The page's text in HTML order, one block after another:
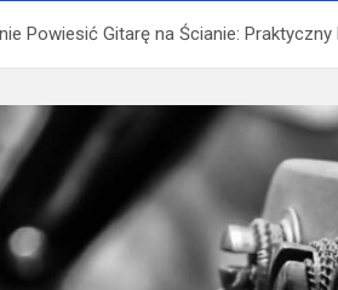
Powiesić Gitarę na Ścianie: